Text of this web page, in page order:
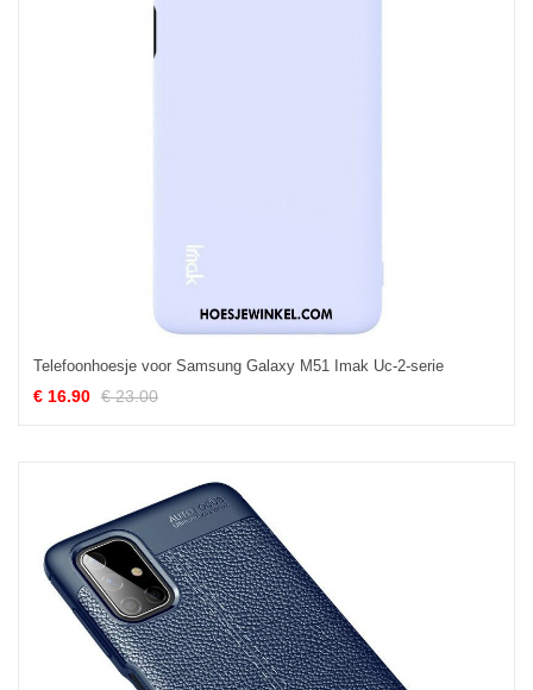
Telefoonhoesje voor Samsung Galaxy M51 Imak Uc-2-serie
€ 16.90 € 23.00